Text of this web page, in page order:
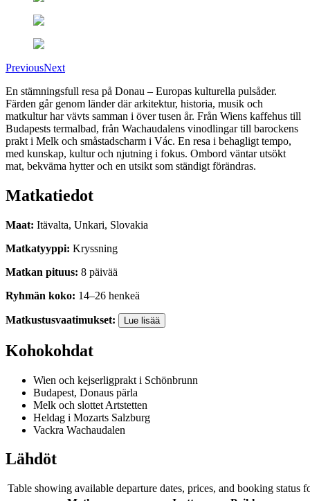
PreviousNext
En stämningsfull resa på Donau – Europas kulturella pulsåder.
Färden går genom länder där arkitektur, historia, musik och
matkultur har vävts samman i över tusen år. Från Wiens kaffehus till
Budapests termalbad, från Wachaudalens vinodlingar till barockens
prakt i Melk och småstadscharm i Vác. En resa i behagligt tempo,
med kunskap, kultur och njutning i fokus. Ombord väntar utsökt
mat, bekväma hytter och en utsikt som ständigt förändras.
Matkatiedot
Maat: Itävalta, Unkari, Slovakia
Matkatyyppi: Kryssning
Matkan pituus: 8 päivää
Ryhmän koko: 14–26 henkeä
Matkustusvaatimukset: Lue lisää
Kohokohdat
Wien och kejserligprakt i Schönbrunn
Budapest, Donaus pärla
Melk och slottet Artstetten
Heldag i Mozarts Salzburg
Vackra Wachaudalen
Lähdöt
Table showing available departure dates, prices, and booking status